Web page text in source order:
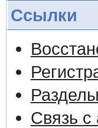
Ссылки
Связь